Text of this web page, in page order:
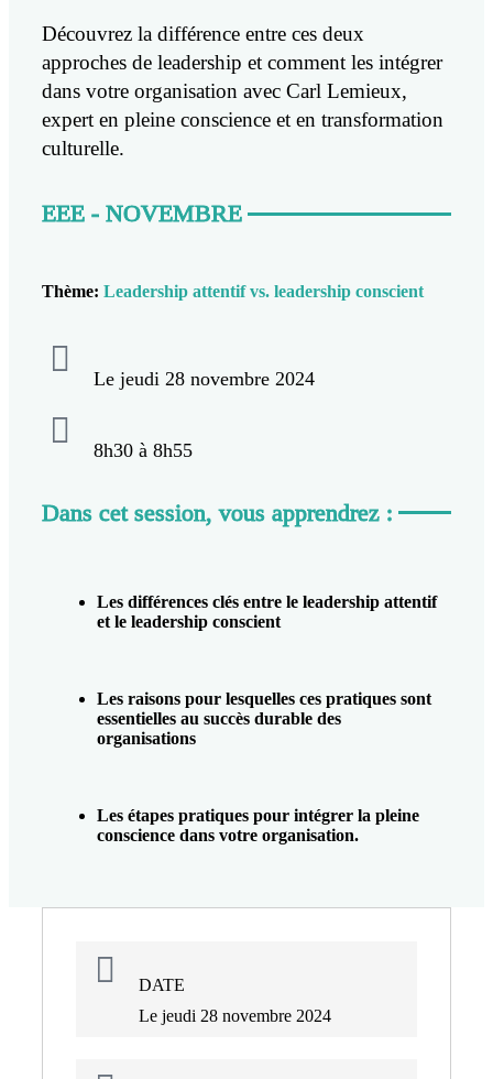
Découvrez la différence entre ces deux
approches de leadership et comment les intégrer
dans votre organisation avec Carl Lemieux,
expert en pleine conscience et en transformation
culturelle.
EEE - NOVEMBRE
Thème: Leadership attentif vs. leadership conscient
Le jeudi 28 novembre 2024
8h30 à 8h55
Dans cet session, vous apprendrez :
Les différences clés entre le leadership attentif
et le leadership conscient
Les raisons pour lesquelles ces pratiques sont
essentielles au succès durable des
organisations
Les étapes pratiques pour intégrer la pleine
conscience dans votre organisation.
DATE
Le jeudi 28 novembre 2024